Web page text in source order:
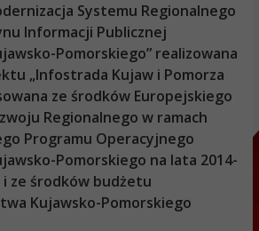
Systemu Regionalnego
Informacji Publicznej
Pomorskiego” realizowana
„Infostrada Kujaw i Pomorza
ze środków Europejskiego
Regionalnego w ramach
Programu Operacyjnego
Pomorskiego na lata 2014-
i ze środków budżetu
Kujawsko-Pomorskiego